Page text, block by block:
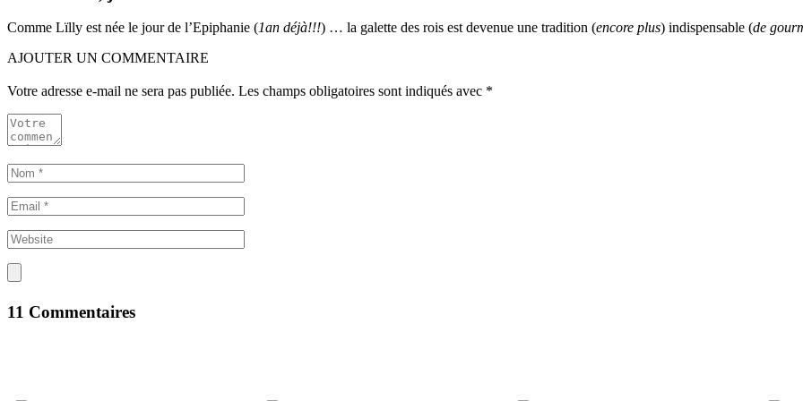
Comme Lïlly est née le jour de l’Epiphanie (1an déjà!!!) … la galette des rois est devenue une tradition (encore plus) indispensable (de
AJOUTER UN COMMENTAIRE
Votre adresse e-mail ne sera pas publiée. Les champs obligatoires sont indiqués avec *
11 Commentaires